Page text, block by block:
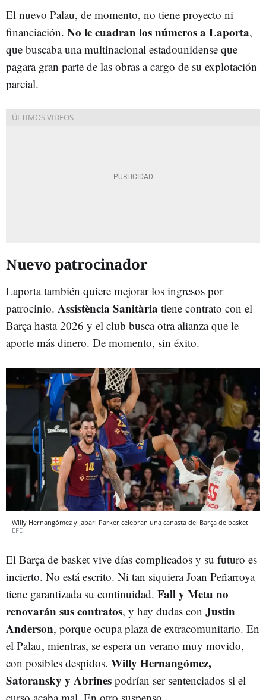
El nuevo Palau, de momento, no tiene proyecto ni
financiación. No le cuadran los números a Laporta,
que buscaba una multinacional estadounidense que
pagara gran parte de las obras a cargo de su explotación
parcial.
Nuevo patrocinador
Laporta también quiere mejorar los ingresos por
patrocinio. Assistència Sanitària tiene contrato con el
Barça hasta 2026 y el club busca otra alianza que le
aporte más dinero. De momento, sin éxito.
Willy Hernangómez y Jabari Parker celebran una canasta del Barça de basket
EFE
El Barça de basket vive días complicados y su futuro es
incierto. No está escrito. Ni tan siquiera Joan Peñarroya
tiene garantizada su continuidad. Fall y Metu no
renovarán sus contratos, y hay dudas con Justin
Anderson, porque ocupa plaza de extracomunitario. En
el Palau, mientras, se espera un verano muy movido,
con posibles despidos. Willy Hernangómez,
Satoransky y Abrines podrían ser sentenciados si el